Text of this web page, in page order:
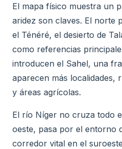
El mapa físico muestra un
aridez son claves. El norte
el Ténéré, el desierto de
como referencias
introducen el Sahel, una
aparecen más localidades,
y áreas agrícolas.
El río Níger no cruza todo
oeste, pasa por el entorno
corredor vital en el